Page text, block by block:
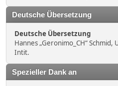
Deutsche Übersetzung
Deutsche Übersetzung
Hannes „Geronimo_CH“
Intit.
Spezieller Dank an